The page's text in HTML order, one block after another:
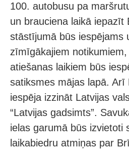
100. autobusu pa
un brauciena laikā
stāstījumā būs iespējams
zīmīgākajiem
atiešanas laikiem būs
satiksmes mājas lapā. Arī
iespēja izzināt Latvijas
“Latvijas gadsimts”.
ielas garumā būs izvietoti
laikabiedru atmiņas par